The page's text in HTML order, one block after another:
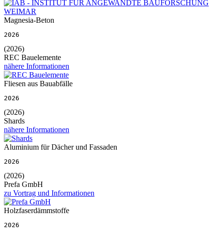
Magnesia-Beton
2026
(2026)
REC Bauelemente
nähere Informationen
Fliesen aus Bauabfälle
2026
(2026)
Shards
nähere Informationen
Aluminium für Dächer und Fassaden
2026
(2026)
Prefa GmbH
zu Vortrag und Informationen
Holzfaserdämmstoffe
2026